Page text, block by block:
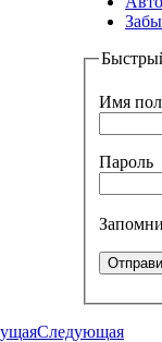
Имя
Пароль
Следующая